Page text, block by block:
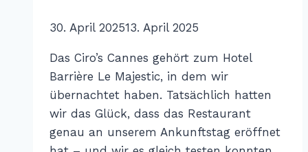
VonKatharina
30. April 202513. April 2025
Das Ciro’s Cannes gehört zum Hotel
Barrière Le Majestic, in dem wir
übernachtet haben. Tatsächlich hatten
wir das Glück, dass das Restaurant
genau an unserem Ankunftstag eröffnet